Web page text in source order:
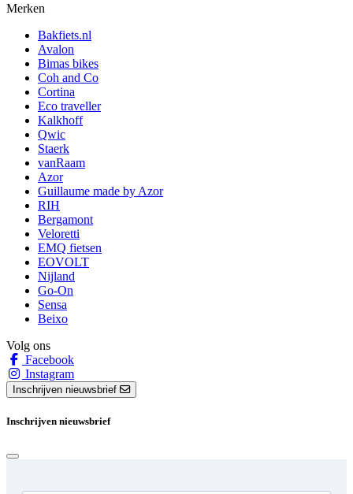
Merken
Bakfiets.nl
Avalon
Bimas bikes
Coh and Co
Cortina
Eco traveller
Kalkhoff
Qwic
Staerk
vanRaam
Azor
Guillaume made by Azor
RIH
Bergamont
Veloretti
EMQ fietsen
EOVOLT
Nijland
Go-On
Sensa
Beixo
Volg ons
Facebook
Instagram
Inschrijven nieuwsbrief
Inschrijven nieuwsbrief